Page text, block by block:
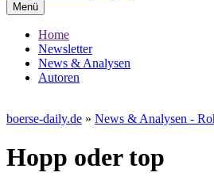
Menü
Home
Newsletter
News & Analysen
Autoren
boerse-daily.de » News & Analysen -
Hopp oder top